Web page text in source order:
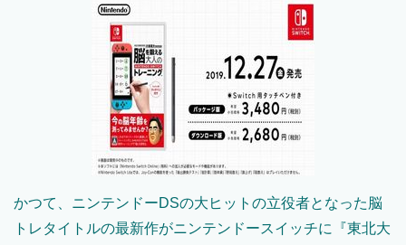
かつて、ニンテンドーDSの大ヒットの立役者となった脳
トレタイトルの最新作がニンテンドースイッチに『東北大